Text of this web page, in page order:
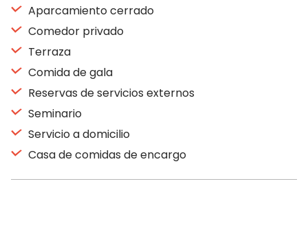
Aparcamiento cerrado
Comedor privado
Terraza
Comida de gala
Reservas de servicios externos
Seminario
Servicio a domicilio
Casa de comidas de encargo